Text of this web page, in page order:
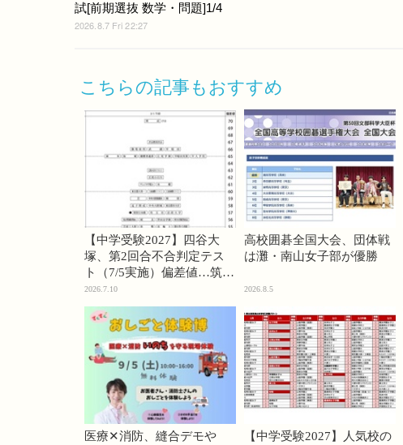
試[前期選抜 数学・問題]1/4
2026.8.7 Fri 22:27
こちらの記事もおすすめ
【中学受験2027】四谷大
塚、第2回合不合判定テス
ト（7/5実施）偏差値…筑駒
74・桜蔭70＜PR＞
2026.7.10
高校囲碁全国大会、団体戦
は灘・南山女子部が優勝
2026.8.5
医療✕消防、縫合デモや
【中学受験2027】人気校の